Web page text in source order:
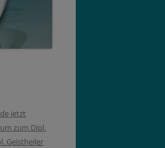
jetzt
zum Dipl.
Geistheiler